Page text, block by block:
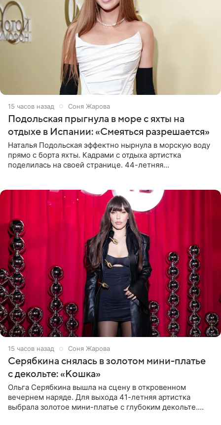
15 часов назад Соня Жарова
Подольская прыгнула в море с яхты на
отдыхе в Испании: «Смеяться разрешается»
Наталья Подольская эффектно нырнула в морскую воду
прямо с борта яхты. Кадрами с отдыха артистка
поделилась на своей странице. 44-летняя
15 часов назад Соня Жарова
Серябкина снялась в золотом мини-платье
с декольте: «Кошка»
Ольга Серябкина вышла на сцену в откровенном
вечернем наряде. Для выхода 41-летняя артистка
выбрала золотое мини-платье с глубоким декольте.